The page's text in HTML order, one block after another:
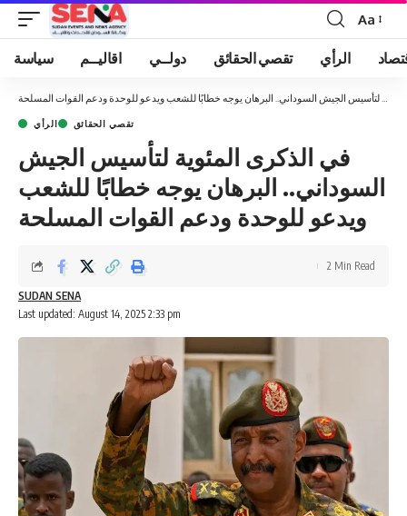
Font
Resizer
Aa
سياسة اقاليــم دولــي تقصي الحقائق الرأي
في الذكرى المئوية لتأسيس الجيش السوداني.. البرهان يوجه خطابًا للشعب ويدعو للوحدة ودعم القوات المسلحة
الرأي تقصي الحقائق
في الذكرى المئوية لتأسيس الجيش
السوداني.. البرهان يوجه خطابًا للشعب
ويدعو للوحدة ودعم القوات المسلحة
Last updated: August 14, 2025 2:33 pm
SUDAN SENA
2 Min Read